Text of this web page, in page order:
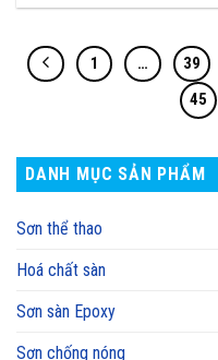
1 … 39
45
DANH MỤC SẢN PHẨM
Sơn thể thao
Hoá chất sàn
Sơn sàn Epoxy
Sơn chống nóng